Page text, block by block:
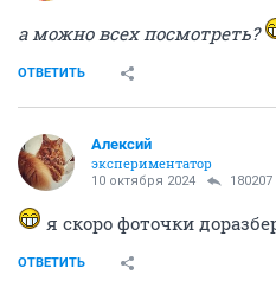
а можно всех посмотреть?
ОТВЕТИТЬ
Алексий
экспериментатор
10 октября 2024 180207
я скоро фоточки
ОТВЕТИТЬ